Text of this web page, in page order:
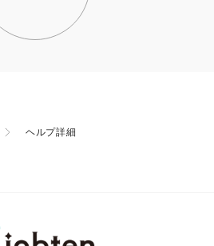
ヘルプ詳細